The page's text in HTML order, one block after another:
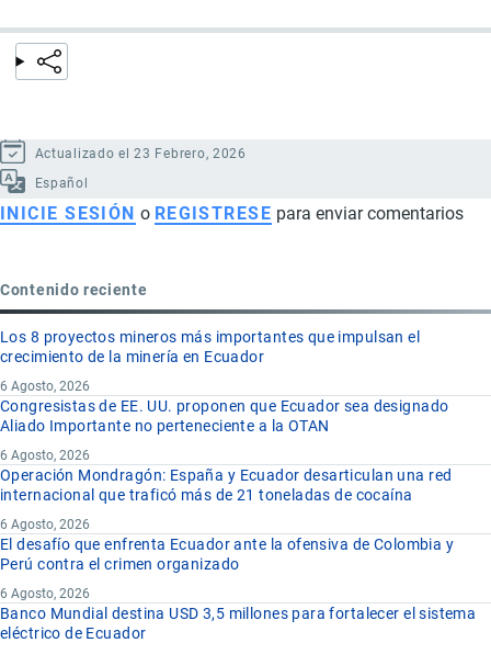
Actualizado el 23 Febrero, 2026
Español
INICIE SESIÓN o REGISTRESE para enviar comentarios
Contenido reciente
Los 8 proyectos mineros más importantes que impulsan el
crecimiento de la minería en Ecuador
6 Agosto, 2026
Congresistas de EE. UU. proponen que Ecuador sea designado
Aliado Importante no perteneciente a la OTAN
6 Agosto, 2026
Operación Mondragón: España y Ecuador desarticulan una red
internacional que traficó más de 21 toneladas de cocaína
6 Agosto, 2026
El desafío que enfrenta Ecuador ante la ofensiva de Colombia y
Perú contra el crimen organizado
6 Agosto, 2026
Banco Mundial destina USD 3,5 millones para fortalecer el sistema
eléctrico de Ecuador